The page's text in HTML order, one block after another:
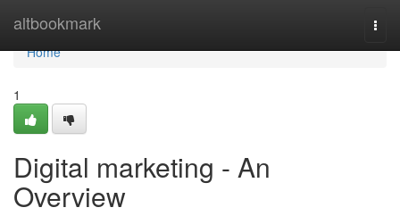
altbookmark
Home
Home
1
Digital marketing - An
Overview